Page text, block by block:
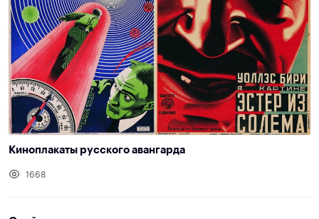
Киноплакаты русского авангарда
1668